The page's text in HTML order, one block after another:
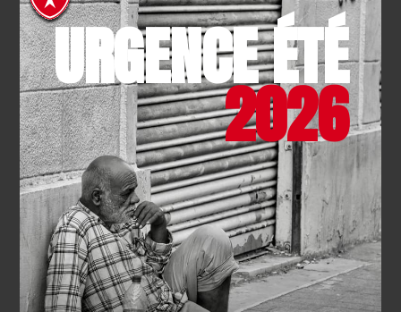
Quelles conditions pour faire du
bénévolat à Lille ?
Si le bénévolat à Lille vous intéresse et vous motive, il
est important de prendre en compte certaines
conditions avant de vous engager.
Il convient de déterminer le public que vous
souhaitez aider, qu’il s’agisse d’enfants, en situation
de handicap ou non, de personnes âgées isolées ou
en manque d’autonomie, ou de personnes sans abri.
Vos compétences peuvent également être utiles
dans le bénévolat,qu’il s’agisse de vos dons en
URGENCE ÉTÉ
2026